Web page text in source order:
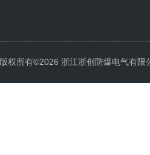
版权所有©2026 浙江浙创防爆电气有